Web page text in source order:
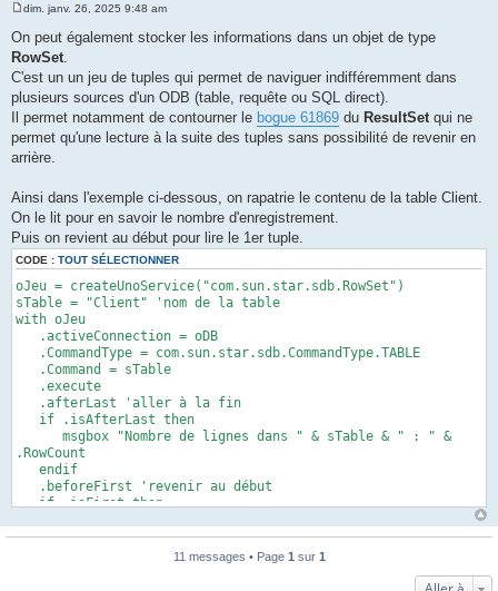
s
s
g
e
dim. janv. 26, 2025 9:48 am
On peut également stocker les informations dans un objet de type
RowSet.
C'est un un jeu de tuples qui permet de naviguer indifféremment dans
plusieurs sources d'un ODB (table, requête ou SQL direct).
Il permet notamment de contourner le bogue 61869 du ResultSetqui ne
permet qu'une lecture à la suite des tuples sans possibilité de revenir en
arrière.
Ainsi dans l'exemple ci-dessous, on rapatrie le contenu de la table Client.
On le lit pour en savoir le nombre d'enregistrement.
Puis on revient au début pour lire le 1er tuple.
CODE : TOUT SÉLECTIONNER
oJeu = createUnoService("com.sun.star.sdb.RowSet")
sTable = "Client" 'nom de la table
with oJeu
.activeConnection = oDB
.CommandType = com.sun.star.sdb.CommandType.TABLE
.Command = sTable
.execute
.afterLast 'aller à la fin
if .isAfterLast then
msgbox "Nombre de lignes dans " & sTable & " : " &
.RowCount
endif
.beforeFirst 'revenir au début
if .isFirst then
msgbox .getColumns().getByName("nom").getString()
11 messages • Page 1 sur 1